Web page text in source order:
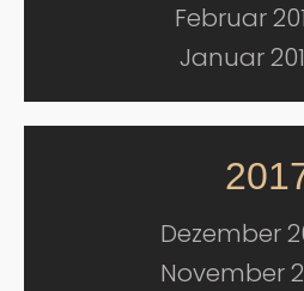
Februar
Januar
Dezember
November